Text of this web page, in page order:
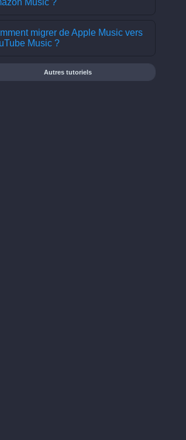
Music ?
migrer de Apple Music vers
Music ?
Autres tutoriels